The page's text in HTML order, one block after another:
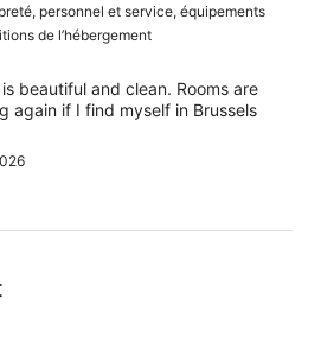
personnel et service, équipements
de l’hébergement
beautiful and clean. Rooms are
again if I find myself in Brussels